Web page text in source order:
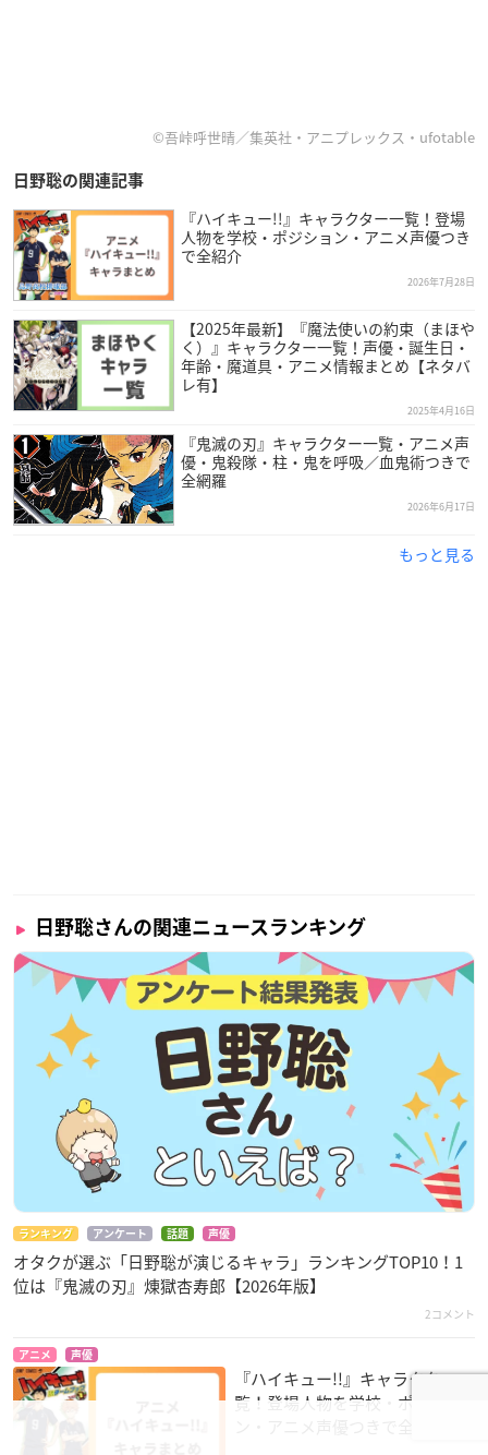
©吾峠呼世晴／集英社・アニプレックス・ufotable
日野聡の関連記事
『ハイキュー!!』キャラクター一覧！登場
人物を学校・ポジション・アニメ声優つき
で全紹介
2026年7月28日
【2025年最新】『魔法使いの約束（まほや
く）』キャラクター一覧！声優・誕生日・
年齢・魔道具・アニメ情報まとめ【ネタバ
レ有】
2025年4月16日
『鬼滅の刃』キャラクター一覧・アニメ声
優・鬼殺隊・柱・鬼を呼吸／血鬼術つきで
全網羅
2026年6月17日
もっと見る
日野聡さんの関連ニュースランキング
ランキング アンケート 話題 声優
オタクが選ぶ「日野聡が演じるキャラ」ランキングTOP10！1
位は『鬼滅の刃』煉󠄁獄杏寿郎【2026年版】
2コメント
アニメ 声優
『ハイキュー!!』キャラクター一
覧！登場人物を学校・ポジショ